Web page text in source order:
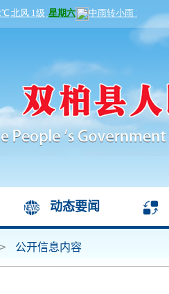
动态要闻
公开信息内容